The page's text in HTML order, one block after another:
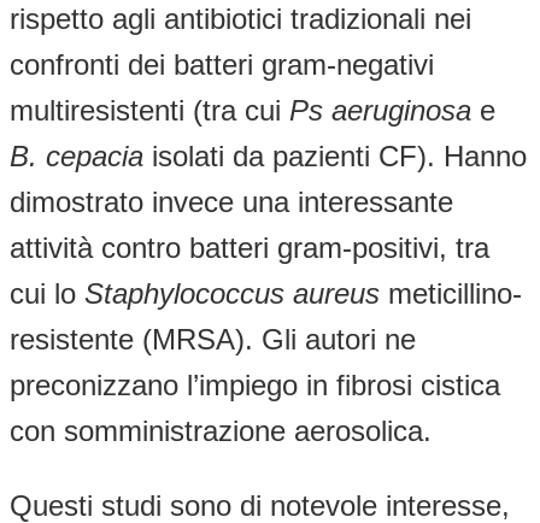
rispetto agli antibiotici tradizionali nei
confronti dei batteri gram-negativi
multiresistenti (tra cui Ps aeruginosa e
B. cepacia isolati da pazienti CF). Hanno
dimostrato invece una interessante
attività contro batteri gram-positivi, tra
cui lo Staphylococcus aureus meticillino-
resistente (MRSA). Gli autori ne
preconizzano l’impiego in fibrosi cistica
con somministrazione aerosolica.
Questi studi sono di notevole interesse,